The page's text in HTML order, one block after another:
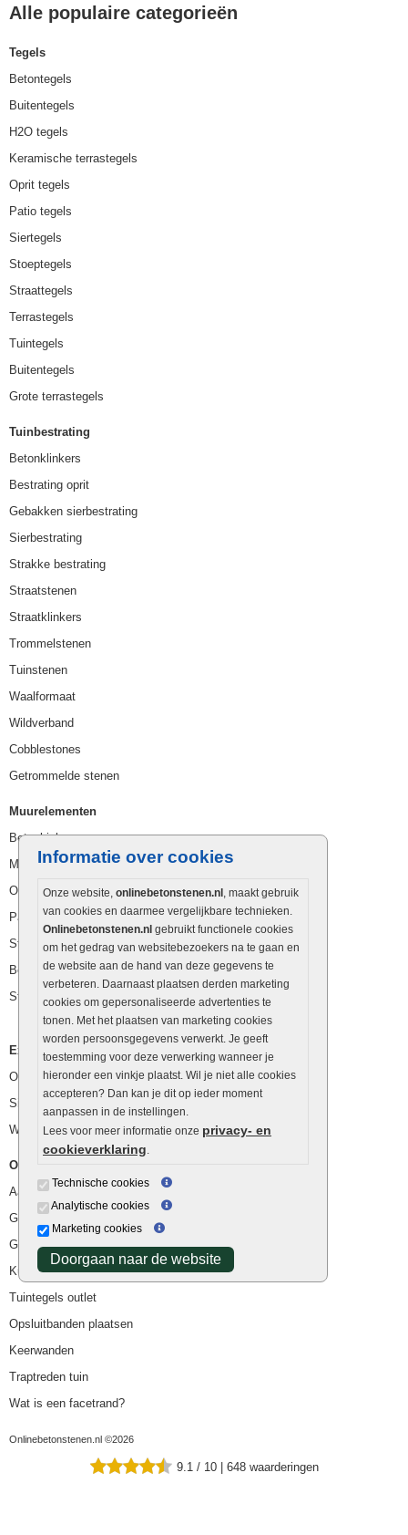
Informatie over cookies
Onze website, onlinebetonstenen.nl , maakt gebruik
van cookies en daarmee vergelijkbare technieken.
Onlinebetonstenen.nl gebruikt functionele cookies
om het gedrag van websitebezoekers na te gaan en
de website aan de hand van deze gegevens te
verbeteren. Daarnaast plaatsen derden marketing
cookies om gepersonaliseerde advertenties te
tonen. Met het plaatsen van marketing cookies
worden persoonsgegevens verwerkt. Je geeft
toestemming voor deze verwerking wanneer je
hieronder een vinkje plaatst. Wil je niet alle cookies
accepteren? Dan kan je dit op ieder moment
aanpassen in de instellingen.
Lees voor meer informatie onze privacy- en
cookieverklaring
Technische cookies
Analytische cookies
Marketing cookies
Doorgaan naar de website
Alle populaire categorieën
Tegels
Betontegels
Buitentegels
H2O tegels
Keramische terrastegels
Oprit tegels
Patio tegels
Siertegels
Stoeptegels
Straattegels
Terrastegels
Tuintegels
Buitentegels
Grote terrastegels
Tuinbestrating
Betonklinkers
Bestrating oprit
Gebakken sierbestrating
Sierbestrating
Strakke bestrating
Straatstenen
Straatklinkers
Trommelstenen
Tuinstenen
Waalformaat
Wildverband
Cobblestones
Getrommelde stenen
Muurelementen
Betonbielzen
Muurstenen
Opsluitbanden
Palissaden
Stapelblokken
Betonblokken
Stapelstenen
Extra benodigdheden
Ophoogzand
Siergrind en siersplit
Waterafvoer
Overig
Aanbiedingen
Goedkope bestrating
Goedkope tuintegels
Kunstgras
Tuintegels outlet
Opsluitbanden plaatsen
Keerwanden
Traptreden tuin
Wat is een facetrand?
Onlinebetonstenen.nl ©2026
9.1 / 10 | 648 waarderingen